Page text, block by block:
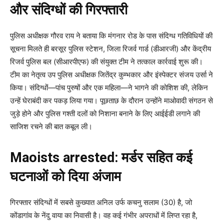
और संदिग्धों की गिरफ्तारी
पुलिस अधीक्षक गौरव राय ने बताया कि मंगनार रोड के पास संदिग्ध गतिविधियों की
सूचना मिलते ही बरसूर पुलिस स्टेशन, जिला रिजर्व गार्ड (डीआरजी) और केंद्रीय
रिजर्व पुलिस बल (सीआरपीएफ) की संयुक्त टीम ने तत्काल कार्रवाई शुरू की।
टीम का नेतृत्व उप पुलिस अधीक्षक जितेंद्र कुम्भकार और इंस्पेक्टर संजय उर्सा ने
किया। संदिग्धों—पांच पुरुषों और एक महिला—ने भागने की कोशिश की, लेकिन
उन्हें घेराबंदी कर पकड़ लिया गया। पूछताछ के दौरान उन्होंने माओवादी संगठन से
जुड़े होने और पुलिस गश्ती दलों को निशाना बनाने के लिए आईईडी लगाने की
साजिश रचने की बात कबूल ली।
Maoists arrested: मर्डर सहित कई
घटनाओं को दिया अंजाम
गिरफ्तार संदिग्धों में सबसे कुख्यात अनिल उर्फ कचनु सलाम (30) है, जो
कोंडागांव के नेंदु वाया का निवासी है। वह कई गंभीर अपराधों में लिप्त रहा है,